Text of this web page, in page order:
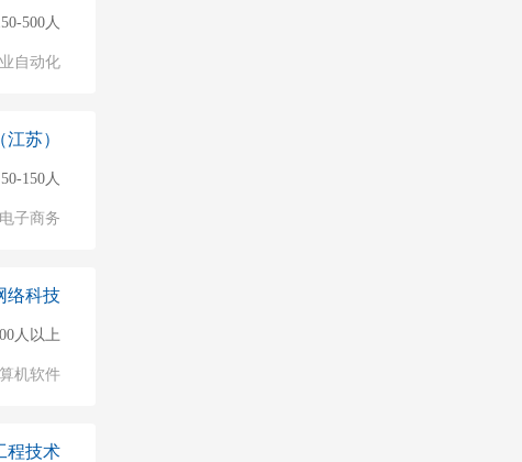
500人
自动化
苏）
150人
子商务
络科技
人以上
机软件
程技术